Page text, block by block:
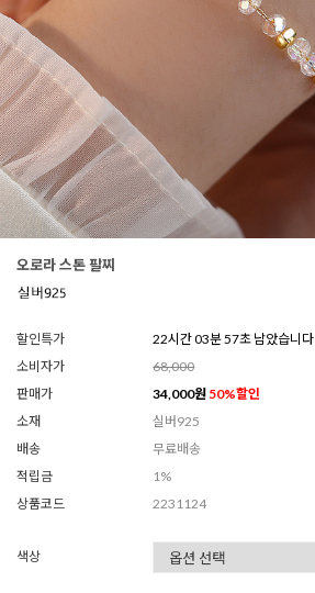
오로라 스톤 팔찌
할인특가
22시간 03분 55초 남았습니다
소비자가
68,000
판매가
34,000원 50%할인
소재
실버925
배송
무료배송
적립금
1%
상품코드
2231124
색상